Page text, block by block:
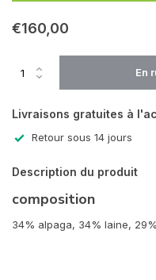
€160,00
En
Livraisons gratuites à
Retour sous 14 jours
Description du produit
composition
34% alpaga, 34% laine,